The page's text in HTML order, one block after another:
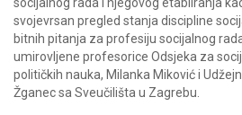
svojevrsan pregled stanja discipline
bitnih pitanja za profesiju socijalnog
umirovljene profesorice Odsjeka za
političkih nauka, Milanka Miković i
Žganec sa Sveučilišta u Zagrebu.